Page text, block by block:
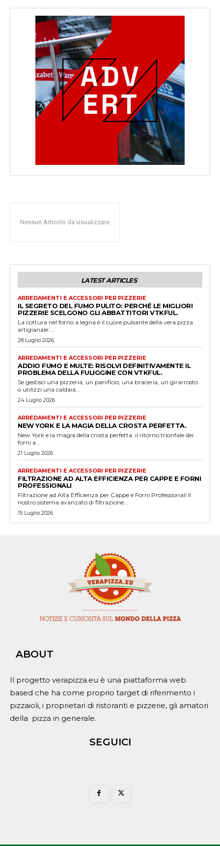
Nessun Articolo da visualizzare
LATEST ARTICLES
ARREDAMENTI E ACCESSORI PER PIZZERIE
IL SEGRETO DEL FUMO PULITO: PERCHÉ LE MIGLIORI
PIZZERIE SCELGONO GLI ABBATTITORI VTKFUL.
La cottura nel forno a legna è il cuore pulsante della vera pizza
artigianale:...
28 Luglio 2026
ARREDAMENTI E ACCESSORI PER PIZZERIE
ADDIO FUMO E MULTE: RISOLVI DEFINITIVAMENTE IL
PROBLEMA DELLA FULIGGINE CON VTKFUL.
Se gestisci una pizzeria, un panificio, una braceria, un girarrosto
o utilizzi una caldaia...
24 Luglio 2026
ARREDAMENTI E ACCESSORI PER PIZZERIE
NEW YORK E LA MAGIA DELLA CROSTA PERFETTA.
New York e la magia della crosta perfetta: il ritorno trionfale dei
forni a...
21 Luglio 2026
ARREDAMENTI E ACCESSORI PER PIZZERIE
FILTRAZIONE AD ALTA EFFICIENZA PER CAPPE E FORNI
PROFESSIONALI
Filtrazione ad Alta Efficienza per Cappe e Forni Professionali Il
nostro sistema avanzato di filtrazione...
15 Luglio 2026
ABOUT
Il progetto verapizza.eu è una piattaforma web
based che ha come proprio target di riferimento i
pizzaioli, i proprietari di ristoranti e pizzerie, gli amatori
della pizza in generale.
SEGUICI